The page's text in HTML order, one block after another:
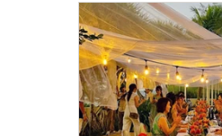
だ渾身の内容｡ コ
MOSS(苔玉)のテ
ュしたデザートも
1つ1つの
に込められた味わ
想いまでを､マス